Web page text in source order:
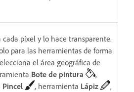
cada píxel y lo hace transparente.
para las herramientas de forma
el área geográfica de
Bote de pintura
,
Pincel , herramienta Lápiz
,